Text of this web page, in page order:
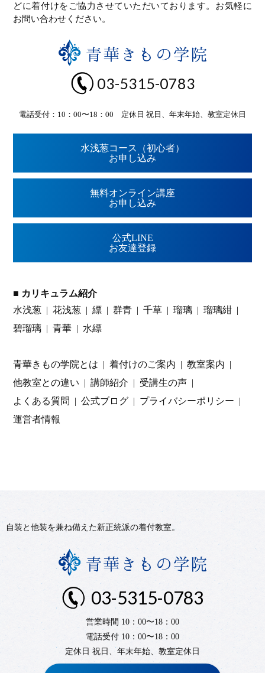
どに着付けをご協力させていただいております。お気軽に
お問い合わせください。
03-5315-0783
電話受付：10：00〜18：00 定休日 祝日、年末年始、教室定休日
水浅葱コース（初心者）
お申し込み
無料オンライン講座
お申し込み
公式LINE
お友達登録
■ カリキュラム紹介
水浅葱
花浅葱 縹 群青 千草 瑠璃
瑠璃紺
碧瑠璃
青華 水縹
青華きもの学院とは 着付けのご案内
教室案内
他教室との違い
講師紹介
受講生の声
よくある質問
公式ブログ
プライバシーポリシー
運営者情報
自装と他装を兼ね備えた新正統派の着付教室。
03-5315-0783
営業時間 10：00〜18：00
電話受付 10：00〜18：00
定休日 祝日、年末年始、教室定休日